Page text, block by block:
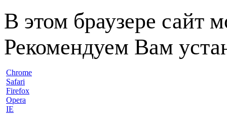
В этом браузере сайт
Рекомендуем Вам
Chrome
Safari
Firefox
Opera
IE